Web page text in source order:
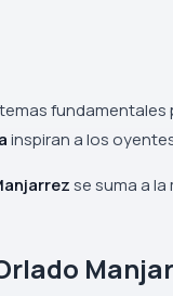
fundamentales
inspiran a los
se suma a